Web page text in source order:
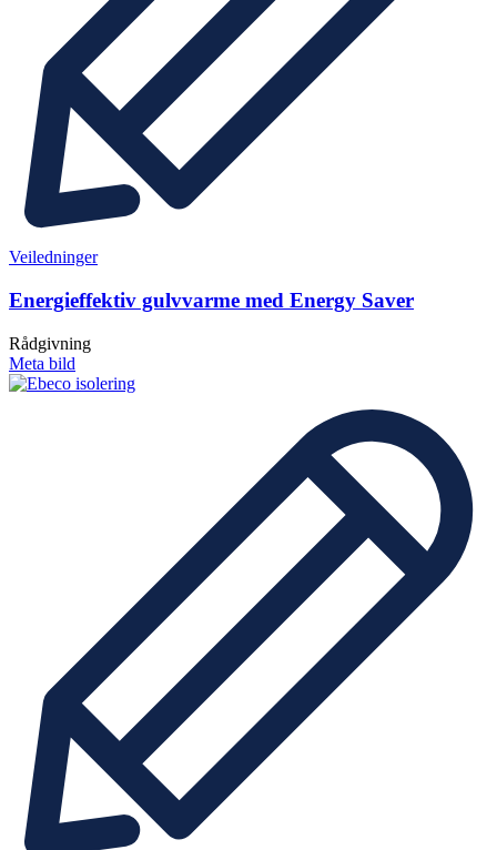
Veiledninger
Energieffektiv gulvvarme med Energy Saver
Rådgivning
Meta bild